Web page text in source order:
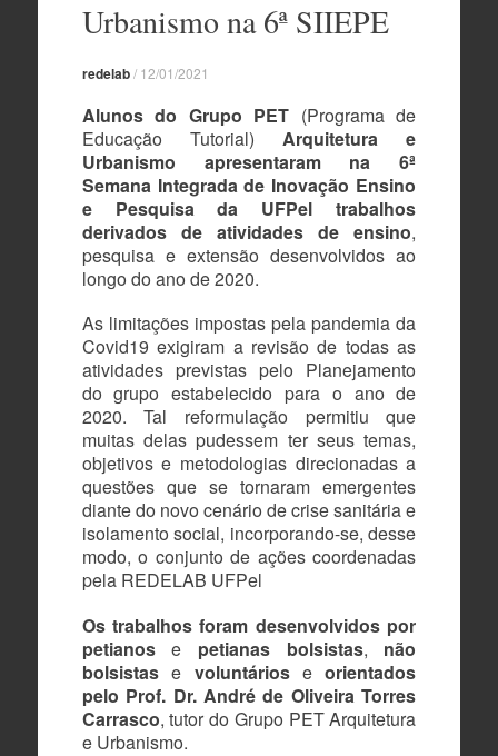
Urbanismo na 6ª SIIEPE
redelab/ 12/01/2021
Alunos do Grupo PET (Programa de
Educação Tutorial) Arquitetura e
Urbanismo
apresentaram na 6ª
Semana Integrada de Inovação Ensino
e Pesquisa da UFPel trabalhos
derivados de atividades de ensino,
pesquisa e extensão desenvolvidos ao
longo do ano de 2020.
As limitações impostas pela pandemia da
Covid19 exigiram a revisão de todas as
atividades previstas pelo Planejamento
do grupo estabelecido para o ano de
2020. Tal reformulação permitiu que
muitas delas pudessem ter seus temas,
objetivos e metodologias direcionadas a
questões que se tornaram emergentes
diante do novo cenário de crise sanitária e
isolamento social, incorporando-se, desse
modo, o conjunto de ações coordenadas
pela REDELAB UFPel
Os trabalhos foram desenvolvidos por
petianose petianas bolsistas, não
bolsistase voluntárioseorientados
pelo Prof. Dr. André de Oliveira Torres
Carrasco, tutor do Grupo PET Arquitetura
e Urbanismo.